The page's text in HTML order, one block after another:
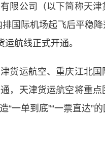
公司（以下简称天津
国际机场起飞后平稳
航线正式开通。
运航空、重庆江北国
，天津货运航空将重
一单到底”“一票直达”